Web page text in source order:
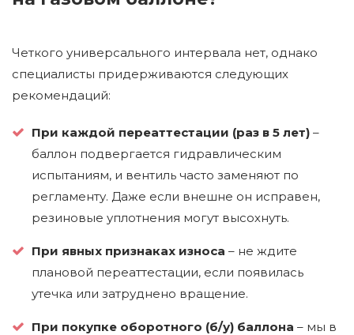
Четкого универсального интервала нет, однако
специалисты придерживаются следующих
рекомендаций:
При каждой переаттестации (раз в 5 лет) –
баллон подвергается гидравлическим
испытаниям, и вентиль часто заменяют по
регламенту. Даже если внешне он исправен,
резиновые уплотнения могут высохнуть.
При явных признаках износа – не ждите
плановой переаттестации, если появилась
утечка или затруднено вращение.
При покупке оборотного (б/у) баллона – мы в